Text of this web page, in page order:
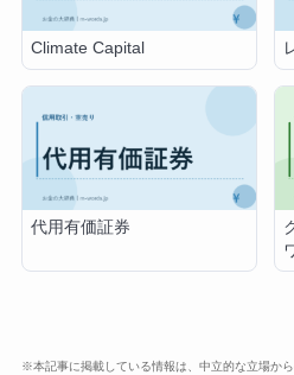
Climate Capital
代用有価証券
※本記事に掲載している情報は、中立的な立場か